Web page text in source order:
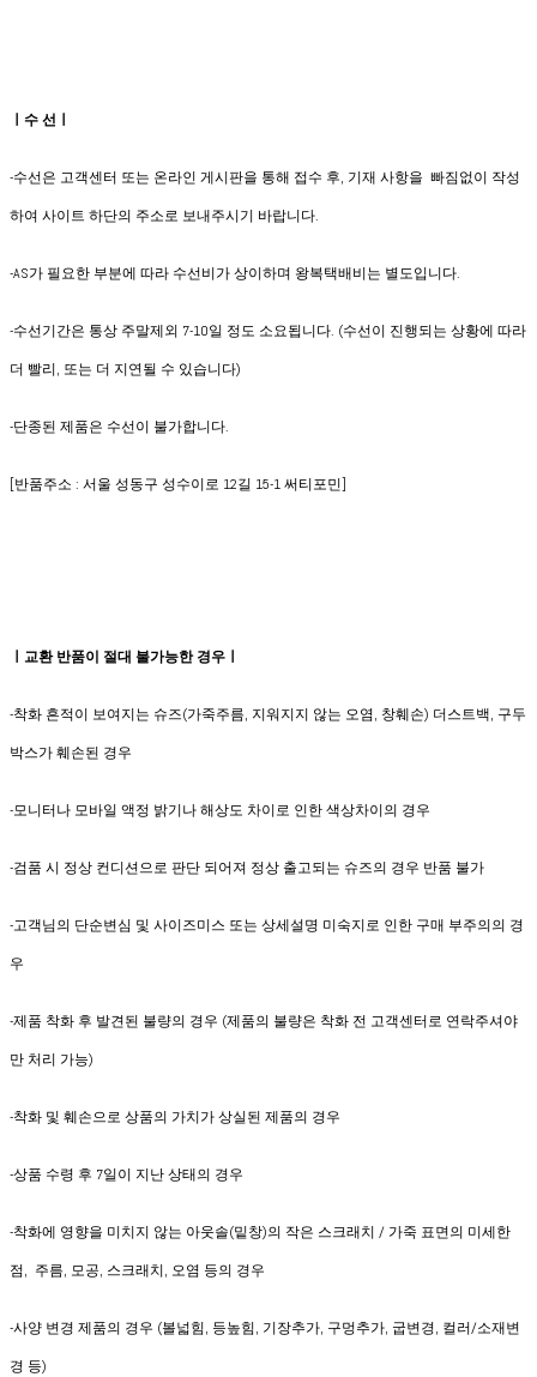
ㅣ수 선ㅣ
-수선은 고객센터 또는 온라인 게시판을 통해 접수 후, 기재 사항을 빠짐없이 작성
하여 사이트 하단의 주소로 보내주시기 바랍니다.
-AS가 필요한 부분에 따라 수선비가 상이하며 왕복택배비는 별도입니다.
-수선기간은 통상 주말제외 7-10일 정도 소요됩니다. (수선이 진행되는 상황에 따라
더 빨리, 또는 더 지연될 수 있습니다)
-단종된 제품은 수선이 불가합니다.
[반품주소 : 서울 성동구 성수이로 12길 15-1 써티포민]
ㅣ교환 반품이 절대 불가능한 경우ㅣ
-착화 흔적이 보여지는 슈즈(가죽주름, 지워지지 않는 오염, 창훼손) 더스트백, 구두
박스가 훼손된 경우
-모니터나 모바일 액정 밝기나 해상도 차이로 인한 색상차이의 경우
-검품 시 정상 컨디션으로 판단 되어져 정상 출고되는 슈즈의 경우 반품 불가
-고객님의 단순변심 및 사이즈미스 또는 상세설명 미숙지로 인한 구매 부주의의 경
우
-제품 착화 후 발견된 불량의 경우 (제품의 불량은 착화 전 고객센터로 연락주셔야
만 처리 가능)
-착화 및 훼손으로 상품의 가치가 상실된 제품의 경우
-상품 수령 후 7일이 지난 상태의 경우
-착화에 영향을 미치지 않는 아웃솔(밑창)의 작은 스크래치 / 가죽 표면의 미세한
점, 주름, 모공, 스크래치, 오염 등의 경우
-사양 변경 제품의 경우 (볼넓힘, 등높힘, 기장추가, 구멍추가, 굽변경, 컬러/소재변
경 등)